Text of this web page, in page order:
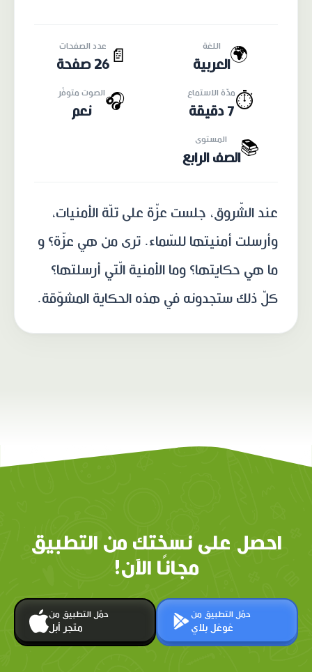
🌍 اللغة
العربية 📄
عدد الصفحات
26 صفحة
⏱️مدّة الاستماع
7 دقيقة
🎧الصوت متوفّر
نعم
📚 المستوى
الصف الرابع
عند الشّروق، جلست عزّة على تلّة الأمنيات،
وأرسلت أمنيتها للسّماء. ترى من هي عزّة؟ و
ما هي حكايتها؟ وما الأمنية الّتي أرسلتها؟
كلّ ذلك ستجدونه في هذه الحكاية المشوّقة.
احصل على نسختك من التطبيق
مجانًا الآن!
حمّل التطبيق من
متجر أبل
حمّل التطبيق من
غوغل بلاي